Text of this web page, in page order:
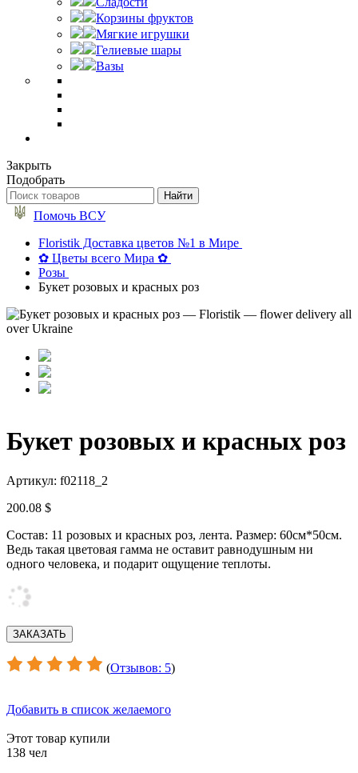
Корзины фруктов
Мягкие игрушки
Гелиевые шары
Вазы
Закрыть
Подобрать
Помочь ВСУ
Floristik Доставка цветов №1 в Мире
✿ Цветы всего Мира ✿
Розы
Букет розовых и красных роз
Букет розовых и красных роз
Артикул: f02118_2
200.08 $
Состав: 11 розовых и красных роз, лента. Размер: 60см*50см.
Ведь такая цветовая гамма не оставит равнодушным ни
одного человека, и подарит ощущение теплоты.
(Отзывов: 5)
Добавить в список желаемого
Этот товар купили
138 чел